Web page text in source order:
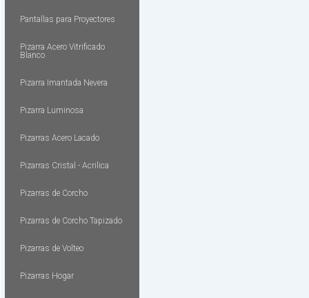
Pantallas para Proyectores
Pizarra Acero Vitrificado
Blanco
Pizarra Imantada Nevera
Pizarra Luminosa
Pizarras Acero Lacado
Pizarras Cristal - Acrilica
Pizarras de Corcho
Pizarras de Corcho Tapizado
Pizarras de Volteo
Pizarras Hogar